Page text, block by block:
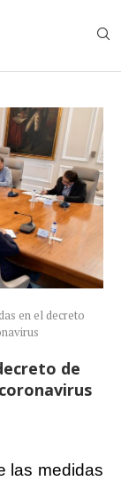
en el decreto
de
las medidas